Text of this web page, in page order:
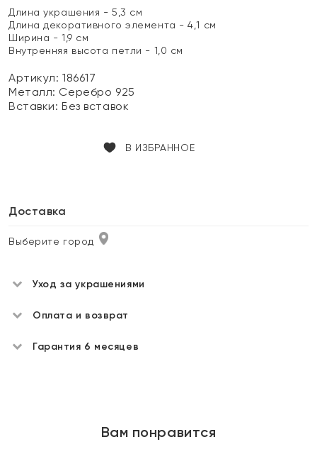
Длина украшения - 5,3 см
Длина декоративного элемента - 4,1 см
Ширина - 1,9 см
Внутренняя высота петли - 1,0 см
Артикул: 186617
Металл: Серебро 925
Вставки:Без вставок
В ИЗБРАННОЕ
Доставка
Выберите город
Уход за украшениями
Оплата и возврат
Гарантия 6 месяцев
Вам понравится